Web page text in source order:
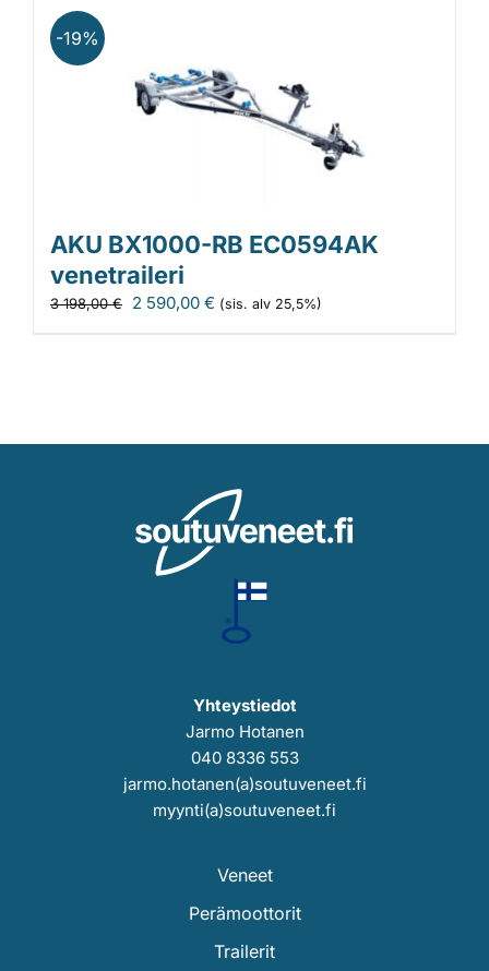
-19%
AKU BX1000-RB EC0594AK
venetraileri
3 198,00€
Alkuperäinen
2 590,00 € Nykyinen
(sis. alv 25,5%)
Yhteystiedot
Jarmo Hotanen
040 8336 553
jarmo.hotanen(a)soutuveneet.fi
myynti(a)soutuveneet.fi
Veneet
Perämoottorit
Trailerit